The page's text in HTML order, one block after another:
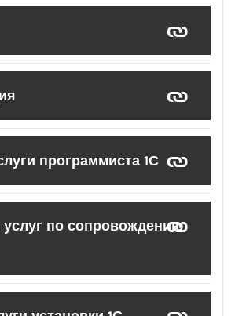
программиста 1С
по сопровождению